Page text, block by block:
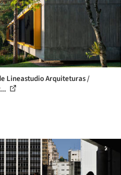
Lineastudio Arquiteturas /